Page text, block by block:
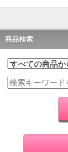
商品検索